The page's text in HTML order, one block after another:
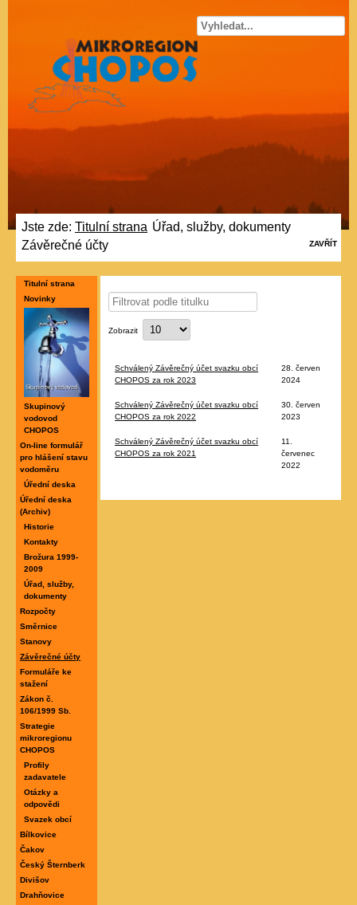
Jste zde: Titulní strana Úřad, služby, dokumenty
Závěrečné účty
Titulní strana
Novinky
Skupinový
vodovod
CHOPOS
On-line formulář
pro hlášení stavu
vodoměru
Úřední deska
Úřední deska
(Archiv)
Historie
Kontakty
Brožura 1999-
2009
Úřad, služby,
dokumenty
Rozpočty
Směrnice
Stanovy
Závěrečné účty
Formuláře ke
stažení
Zákon č.
106/1999 Sb.
Strategie
mikroregionu
CHOPOS
Profily
zadavatele
Otázky a
odpovědi
Svazek obcí
Bílkovice
Čakov
Český Šternberk
Divišov
Drahňovice
Filtrovat
podle
titulku
Zobrazit
Schválený Závěrečný účet svazku obcí
CHOPOS za rok 2023
28. červen
2024
Schválený Závěrečný účet svazku obcí
CHOPOS za rok 2022
30. červen
2023
Schválený Závěrečný účet svazku obcí
CHOPOS za rok 2021
11.
červenec
2022
ZAVŘÍT